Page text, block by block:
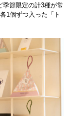
季節限定の計3種が常
1個ずつ入った「ト